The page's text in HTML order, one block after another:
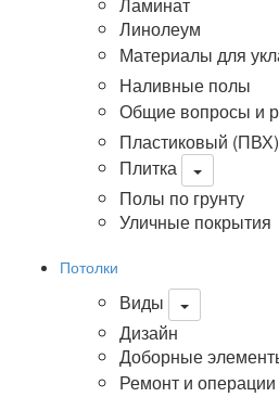
Линолеум
Материалы для
Наливные полы
Общие вопросы и
Пластиковый (ПВХ)
Плитка
Полы по грунту
Уличные покрытия
Потолки
Виды
Дизайн
Доборные
Ремонт и операции